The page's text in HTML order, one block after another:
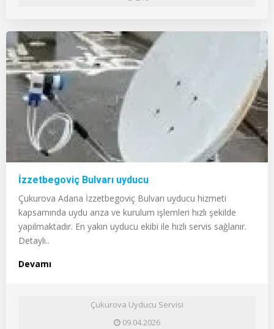
İzzetbegoviç Bulvarı uyducu
Çukurova Adana İzzetbegoviç Bulvarı uyducu hizmeti
kapsamında uydu arıza ve kurulum işlemleri hızlı şekilde
yapılmaktadır. En yakın uyducu ekibi ile hızlı servis sağlanır.
Detaylı..
Devamı
Çukurova Uyducu Servisi
09.04.2026